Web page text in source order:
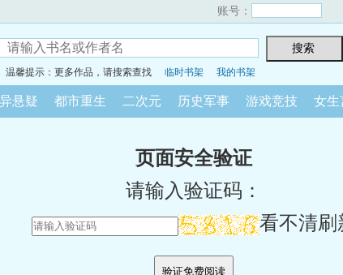
账号：
温馨提示：更多作品，请搜索查找 临时书架 我的书架
悬疑 都市重生 二次元 历史军事 游戏竞技 女生
页面安全验证
请输入验证码：
看不清刷